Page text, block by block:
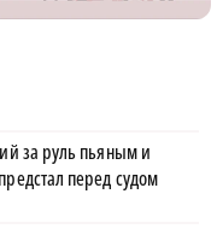
за руль пьяным и
перед судом